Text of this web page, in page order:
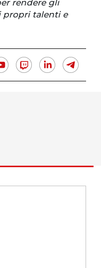
rendere gli
propri talenti e